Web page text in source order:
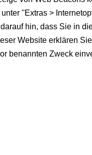
''Extras >
hin, dass Sie in
Website erklären
benannten Zweck